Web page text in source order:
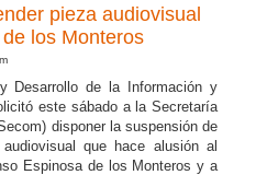
para
de
pieza audiovisual
los Monteros
Desarrollo de la Información y
este sábado a la Secretaría
disponer la suspensión de
que hace alusión al
Espinosa de los Monteros y a